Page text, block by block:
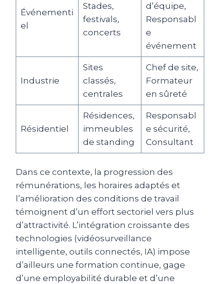
Événementi
el
Stades,
festivals,
concerts
d’équipe,
Responsabl
e
événement
Industrie
Sites
classés,
centrales
Chef de site,
Formateur
en sûreté
Résidentiel
Résidences,
immeubles
de standing
Responsabl
e sécurité,
Consultant
Dans ce contexte, la progression des
rémunérations, les horaires adaptés et
l’amélioration des conditions de travail
témoignent d’un effort sectoriel vers plus
d’attractivité. L’intégration croissante des
technologies (vidéosurveillance
intelligente, outils connectés, IA) impose
d’ailleurs une formation continue, gage
d’une employabilité durable et d’une